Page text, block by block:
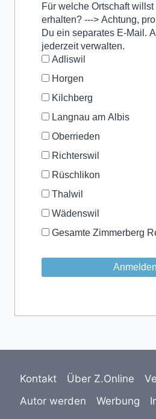
Für welche Ortschaft
erhalten? ---> Achtung,
Du ein separates E-Mail.
jederzeit verwalten.
Adliswil
Horgen
Kilchberg
Langnau am Albis
Oberrieden
Richterswil
Rüschlikon
Thalwil
Wädenswil
Gesamte Zimmerberg
Kontakt Über Z.Online
Autor werden
Werbung